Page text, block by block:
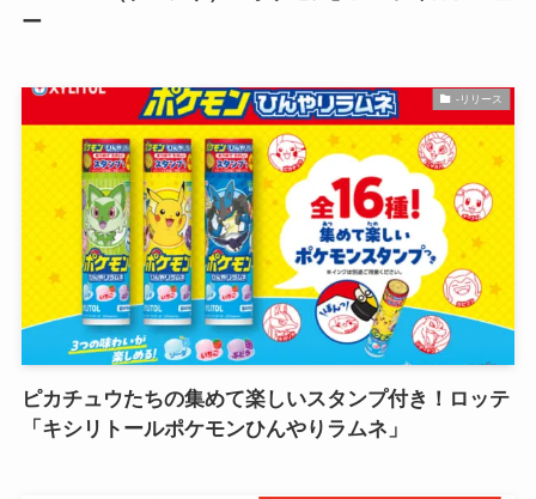
ー
-リリース
ピカチュウたちの集めて楽しいスタンプ付き！ロッテ
「キシリトールポケモンひんやりラムネ」